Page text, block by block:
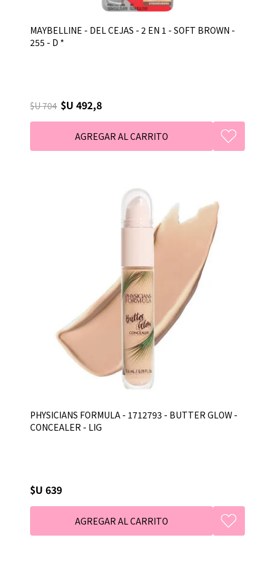
MAYBELLINE - DEL CEJAS - 2 EN 1 - SOFT BROWN -
255 - D *
$U 704 $U 492,8
PHYSICIANS FORMULA - 1712793 - BUTTER GLOW -
CONCEALER - LIG
$U 639